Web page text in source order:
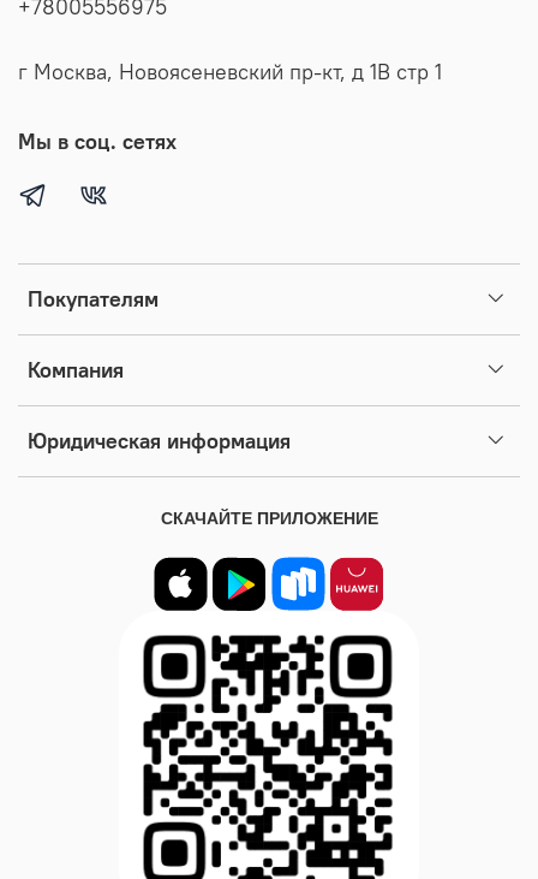
Покупателям
Компания
Юридическая информация
+78005556975
г Москва, Новоясеневский пр-кт, д 1В стр 1
Мы в соц. сетях
СКАЧАЙТЕ ПРИЛОЖЕНИЕ